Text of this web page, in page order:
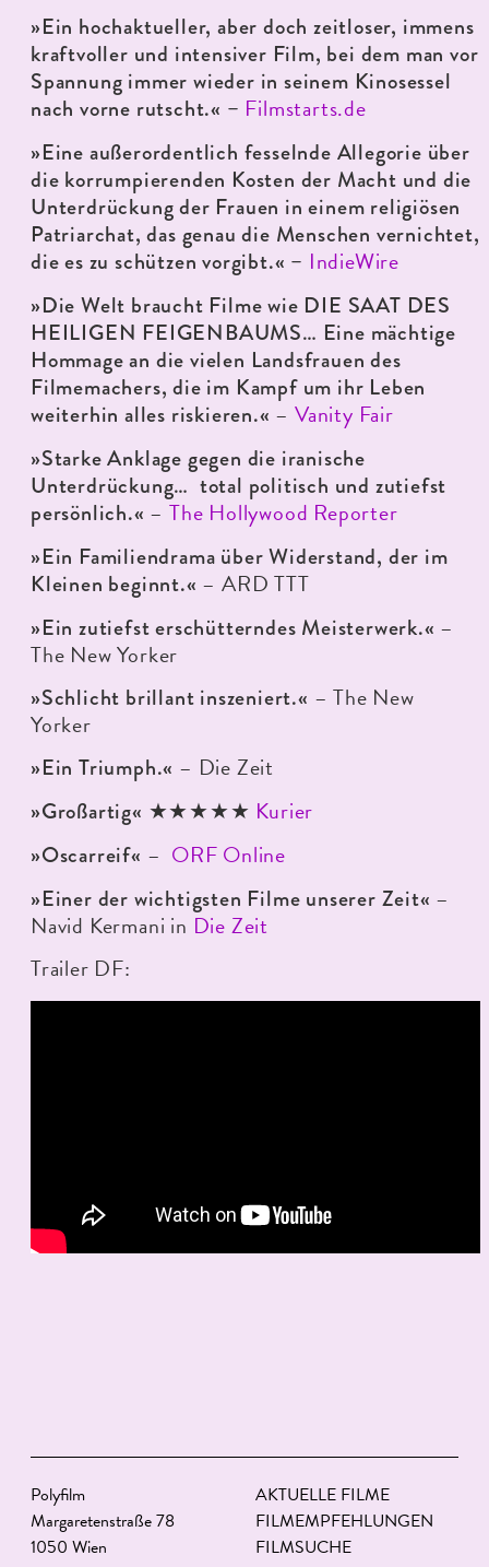
»Ein hochaktueller, aber doch zeitloser, immens
kraftvoller und intensiver Film, bei dem man vor
Spannung immer wieder in seinem Kinosessel
nach vorne rutscht.« – Filmstarts.de
»Eine außerordentlich fesselnde Allegorie über
die korrumpierenden Kosten der Macht und die
Unterdrückung der Frauen in einem religiösen
Patriarchat, das genau die Menschen vernichtet,
die es zu schützen vorgibt.« – IndieWire
»Die Welt braucht Filme wie DIE SAAT DES
HEILIGEN FEIGENBAUMS… Eine mächtige
Hommage an die vielen Landsfrauen des
Filmemachers, die im Kampf um ihr Leben
weiterhin alles riskieren.« – Vanity Fair
»Starke Anklage gegen die iranische
Unterdrückung… total politisch und zutiefst
persönlich.« –The Hollywood Reporter
»Ein Familiendrama über Widerstand, der im
Kleinen beginnt.« – ARD TTT
»Ein zutiefst erschütterndes Meisterwerk.« –
The New Yorker
»Schlicht brillant inszeniert.« – The New
Yorker
»Ein Triumph.« – Die Zeit
»Großartig« ★★★★★ Kurier
»Oscarreif« – ORF Online
»Einer der wichtigsten Filme unserer Zeit« –
Navid Kermani in Die Zeit
Trailer DF:
Polyfilm
Margaretenstraße 78
1050 Wien
AKTUELLE FILME
FILMEMPFEHLUNGEN
FILMSUCHE